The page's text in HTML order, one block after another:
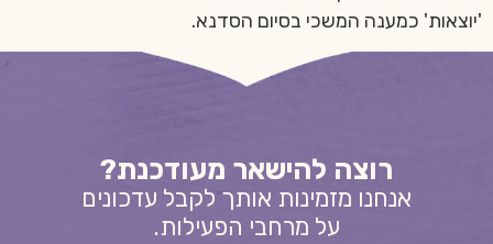
'יוצאות' כמענה המשכי בסיום הסדנא.
רוצה להישאר מעודכנת?
אנחנו מזמינות אותך לקבל עדכונים
על מרחבי הפעילות.